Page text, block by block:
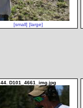
[small] [large]
44. D101_4661_img.jpg